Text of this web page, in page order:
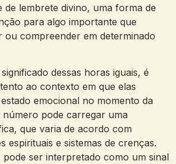
de lembrete divino, uma forma de
para algo importante que
ou compreender em determinado
dessas horas iguais, é
ao contexto em que elas
emocional no momento da
número pode carregar uma
que varia de acordo com
espirituais e sistemas de crenças.
pode ser interpretado como um sinal